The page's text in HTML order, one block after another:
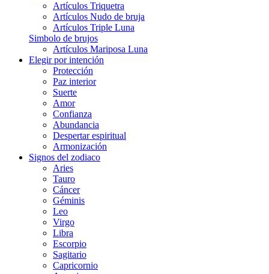
Artículos Triquetra
Artículos Nudo de bruja
Artículos Triple Luna
Simbolo de brujos
Artículos Mariposa Luna
Elegir por intención
Protección
Paz interior
Suerte
Amor
Confianza
Abundancia
Despertar espiritual
Armonización
Signos del zodiaco
Aries
Tauro
Cáncer
Géminis
Leo
Virgo
Libra
Escorpio
Sagitario
Capricornio